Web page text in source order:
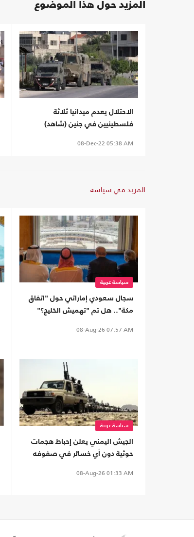
المزيد حول هذا الموضوع
الاحتلال يعدم ميدانيا ثلاثة
فلسطينيين في جنين (شاهد)
08-Dec-22 05:38 AM
المزيد في سياسة
سياسة عربية
سجال سعودي إماراتي حول "اتفاق
مكة".. هل تم "تهميش الخليج؟"
08-Aug-26 07:57 AM
سياسة عربية
الجيش اليمني يعلن إحباط هجمات
حوثية دون أي خسائر في صفوفه
08-Aug-26 01:33 AM